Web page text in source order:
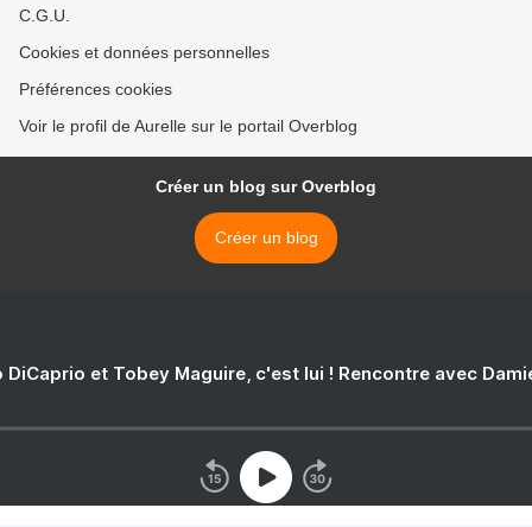
C.G.U.
Cookies et données personnelles
Préférences cookies
Voir le profil de Aurelle sur le portail Overblog
Créer un blog sur Overblog
Créer un blog
DiCaprio et Tobey Maguire, c'est lui ! Rencontre avec